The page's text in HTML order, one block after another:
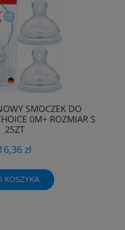
SMOCZEK DO
0M+ ROZMIAR S
2SZT
zł
KOSZYKA